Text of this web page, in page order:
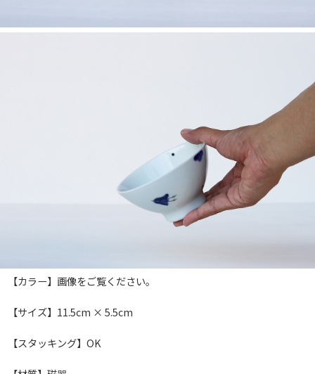
【カラー】画像をご覧ください。
【サイズ】11.5cm × 5.5cm
【スタッキング】OK